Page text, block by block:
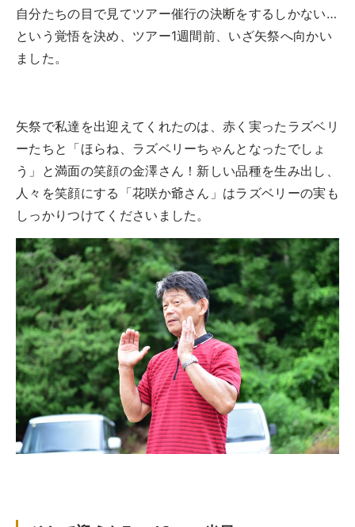
自分たちの目で見てツアー催行の決断をするしかない…
という覚悟を決め、ツアー1週間前、いざ矢祭へ向かい
ました。
矢祭で私達を出迎えてくれたのは、赤く実ったラズベリ
ーたちと「ほらね、ラズベリーちゃんとなったでしょ
う」と満面の笑顔の金澤さん！新しい品種を生み出し、
人々を笑顔にする「花咲か爺さん」はラズベリーの実も
しっかりつけてくださいました。